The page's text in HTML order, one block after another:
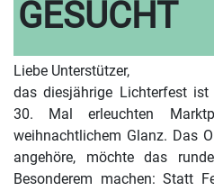
GESUCHT
Liebe Unterstützer,
das diesjährige Lichterfest
30. Mal erleuchten
weihnachtlichem Glanz. Das
angehöre, möchte das
Besonderem machen: Statt